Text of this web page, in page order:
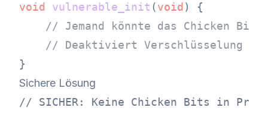
void vulnerable_init (void )
{
// Jemand könnte das Chicken Bit
// Deaktiviert Verschlüsselung
Sichere Lösung
// SICHER: Keine Chicken Bits in